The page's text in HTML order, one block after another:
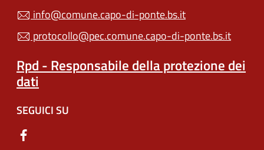
info@comune.capo-di-ponte.bs.it
protocollo@pec.comune.capo-di-ponte.bs.it
Rpd - Responsabile della protezione dei
dati
SEGUICI SU